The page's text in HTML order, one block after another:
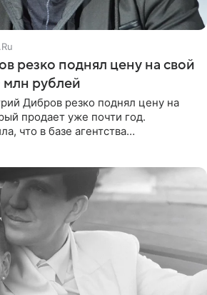
резко поднял цену на свой
млн рублей
Дибров резко поднял цену на
продает уже почти год.
что в базе агентства